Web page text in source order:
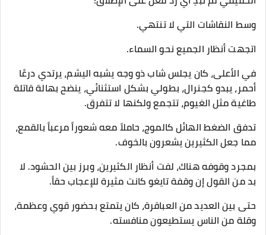
وسط النقاشات التي لا تنتهي.
اتجهت أنظار الجميع نحو السماء.
في الأعلى، كان يجلس شاب ذو وجه يشبه اليشم، يرتدي درعًا
أحمر، يبدو كجنرال، بطولي بشكل استثنائي، ينضح بهالة قاتلة
طاغية مثل الغيوم، تتجمع ولكنها لا تتفرق.
تدفق الضغط الهائل كالموج، حاملاً معه شعوراً مرعباً بالقمع،
مما جعل الكثيرين يشعرون بالخوف.
بمجرد وقوفه هناك، لفت أنظار الكثيرين، وبرز بين الحشود. لا
بد من القول إن وقفة تايغو كانت مثيرة للإعجاب حقاً.
حتى بين العديد من العباقرة، كان يتمتع بحضور قوي وعظمة،
وقلة من الناس يستطيعون منافسته.